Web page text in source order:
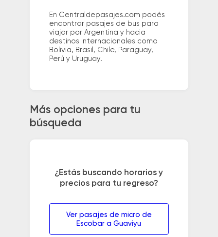
En Centraldepasajes.com podés
encontrar pasajes de bus para
viajar por Argentina y hacia
destinos internacionales como
Bolivia, Brasil, Chile, Paraguay,
Perú y Uruguay.
Más opciones para tu
búsqueda
¿Estás buscando horarios y
precios para tu regreso?
Ver pasajes de micro de
Escobar a Guaviyu